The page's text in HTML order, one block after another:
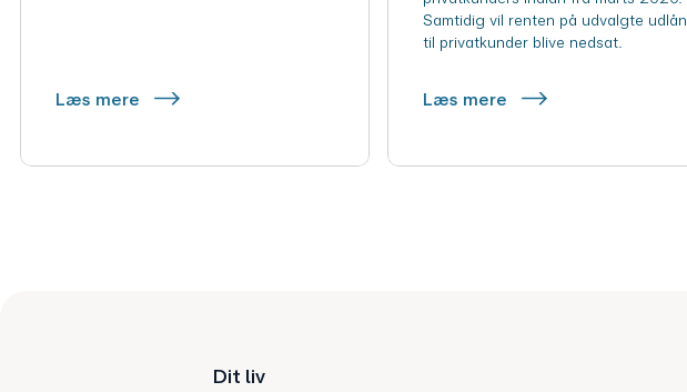
Læs mere
Samtidig vil renten på udvalgte udlån
til privatkunder blive nedsat.
Læs mere
Dit liv